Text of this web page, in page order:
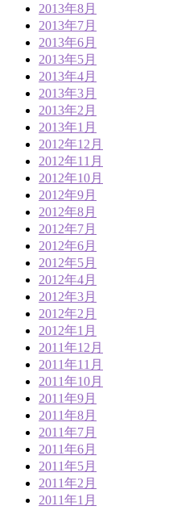
2013年8月
2013年7月
2013年6月
2013年5月
2013年4月
2013年3月
2013年2月
2013年1月
2012年12月
2012年11月
2012年10月
2012年9月
2012年8月
2012年7月
2012年6月
2012年5月
2012年4月
2012年3月
2012年2月
2012年1月
2011年12月
2011年11月
2011年10月
2011年9月
2011年8月
2011年7月
2011年6月
2011年5月
2011年2月
2011年1月